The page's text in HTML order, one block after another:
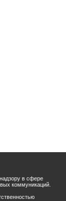
в сфере
коммуникаций.